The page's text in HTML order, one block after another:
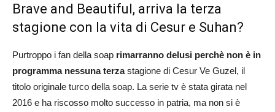
Brave and Beautiful, arriva la terza
stagione con la vita di Cesur e Suhan?
Purtroppo i fan della soap rimarranno delusi perchè non è in
programma nessuna terzastagione di Cesur Ve Guzel, il
titolo originale turco della soap. La serie tv è stata girata nel
2016 e ha riscosso molto successo in patria, ma non si è